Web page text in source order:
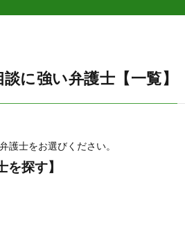
に強い弁護士【一覧】
護士をお選びください。
を探す】